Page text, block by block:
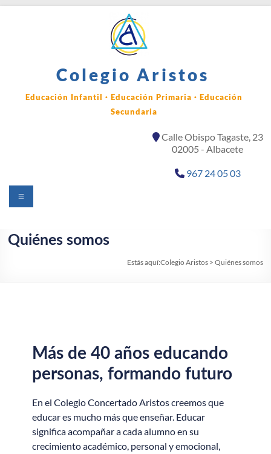
Colegio Aristos
Educación Infantil · Educación Primaria · Educación
Secundaria
Calle Obispo Tagaste, 23
02005 - Albacete
967 24 05 03
Menú
Quiénes somos
Estás aquí:Colegio Aristos> Quiénes somos
Más de 40 años educando
personas, formando futuro
En el Colegio Concertado Aristos creemos que
educar es mucho más que enseñar. Educar
significa acompañar a cada alumno en su
crecimiento académico, personal y emocional,